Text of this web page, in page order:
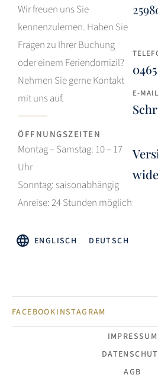
Wir freuen uns Sie
kennenzulernen. Haben Sie
Fragen zu Ihrer Buchung
oder einem Feriendomizil?
Nehmen Sie gerne Kontakt
mit uns auf.
ÖFFNUNGSZEITEN
Montag – Samstag: 10 – 17
Uhr
Sonntag: saisonabhängig
Anreise: 24 Stunden möglich
E-MAIL
ENGLISCH DEUTSCH
FACEBOOKINSTAGRAM
IMPRESSUM
AGB